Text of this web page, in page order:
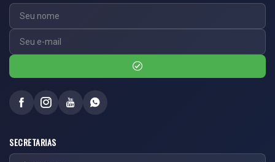
SECRETARIAS